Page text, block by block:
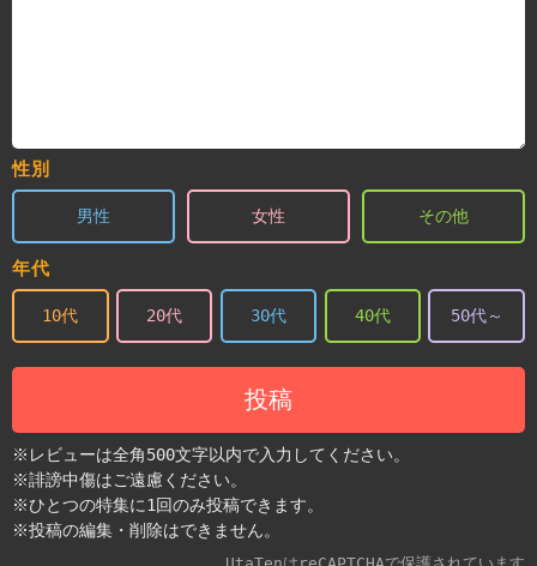
性別
男性 女性 その他
年代
10代 20代 30代 40代 50代～
投稿
※レビューは全角500文字以内で入力してください。
※誹謗中傷はご遠慮ください。
※ひとつの特集に1回のみ投稿できます。
※投稿の編集・削除はできません。